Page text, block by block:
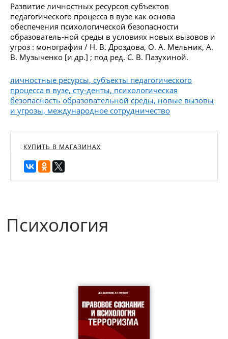
Развитие личностных ресурсов субъектов
педагогического процесса в вузе как основа
обеспечения психологической безопасности
образователь-ной среды в условиях новых вызовов и
угроз : монография / Н. В. Дроздова, О. А. Мельник, А.
В. Музыченко [и др.] ; под ред. С. В. Пазухиной.
личностные ресурсы, субъекты педагогического
процесса в вузе, сту-денты, психологическая
безопасность образовательной среды, новые вызовы
и угрозы, международное сотрудничество
КУПИТЬ В МАГАЗИНАХ
Психология